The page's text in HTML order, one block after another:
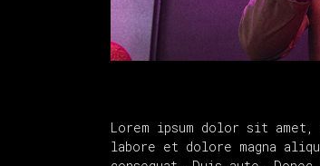
Lorem ipsum dolor sit
labore et dolore magna